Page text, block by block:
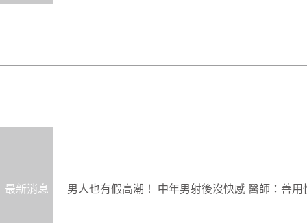
最新消息 男人也有假高潮！ 中年男射後沒快感 醫師：善用